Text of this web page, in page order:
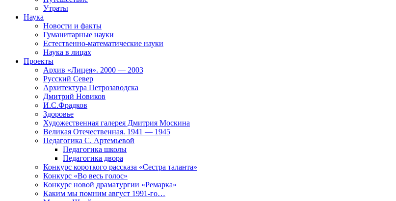
Утраты
Наука
Новости и факты
Гуманитарные науки
Естественно-математические науки
Наука в лицах
Проекты
Архив «Лицея». 2000 — 2003
Русский Север
Архитектура Петрозаводска
Дмитрий Новиков
И.С.Фрадков
Здоровье
Художественная галерея Дмитрия Москина
Великая Отечественная. 1941 — 1945
Педагогика С. Артемьевой
Педагогика школы
Педагогика двора
Конкурс короткого рассказа «Сестра таланта»
Конкурс «Во весь голос»
Конкурс новой драматургии «Ремарка»
Каким мы помним август 1991-го…